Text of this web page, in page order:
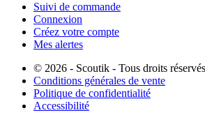
Suivi de commande
Connexion
Créez votre compte
Mes alertes
© 2026 - Scoutik - Tous droits réservés
Conditions générales de vente
Politique de confidentialité
Accessibilité